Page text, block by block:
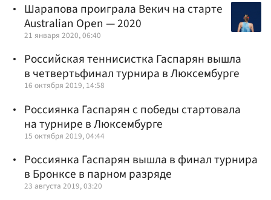
Шарапова проиграла Векич на старте
Australian Open — 2020
21 января 2020, 06:40
Российская теннисистка Гаспарян вышла
в четвертьфинал турнира в Люксембурге
16 октября 2019, 14:58
Россиянка Гаспарян с победы стартовала
на турнире в Люксембурге
15 октября 2019, 04:44
Россиянка Гаспарян вышла в финал турнира
в Бронксе в парном разряде
23 августа 2019, 03:20